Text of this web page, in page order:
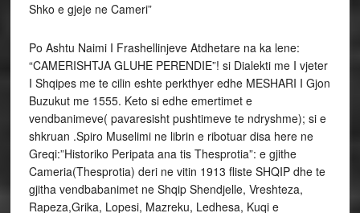
Shko e gjeje ne Cameri”
Po Ashtu Naimi I Frashellinjeve Atdhetare na ka lene:
“CAMERISHTJA GLUHE PERENDIE”! si Dialekti me I vjeter
I Shqipes me te cilin eshte perkthyer edhe MESHARI I Gjon
Buzukut me 1555. Keto si edhe emertimet e
vendbanimeve( pavaresisht pushtimeve te ndryshme); si e
shkruan .Spiro Muselimi ne librin e ribotuar disa here ne
Greqi:”Historiko Peripata ana tis Thesprotia”: e gjithe
Cameria(Thesprotia) deri ne vitin 1913 fliste SHQIP dhe te
gjitha vendbabanimet ne Shqip Shendjelle, Vreshteza,
Rapeza,Grika, Lopesi, Mazreku, Ledhesa, Kuqi e